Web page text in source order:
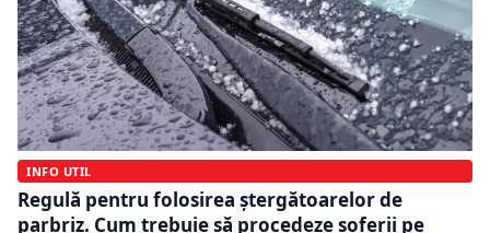
INFO UTIL
Regulă pentru folosirea ștergătoarelor de
parbriz. Cum trebuie să procedeze șoferii pe